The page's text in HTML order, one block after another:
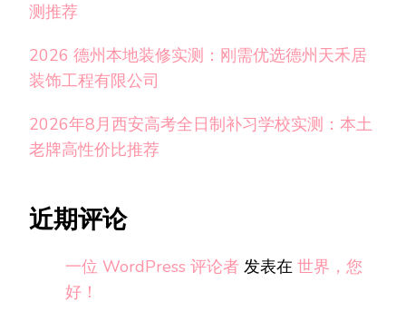
测推荐
2026 德州本地装修实测：刚需优选德州天禾居
装饰工程有限公司
2026年8月西安高考全日制补习学校实测：本土
老牌高性价比推荐
近期评论
一位 WordPress 评论者 发表在 世界，您
好！